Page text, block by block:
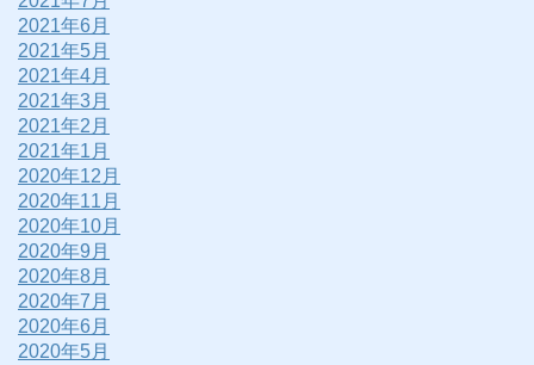
2021年6月
2021年5月
2021年4月
2021年3月
2021年2月
2021年1月
2020年12月
2020年11月
2020年10月
2020年9月
2020年8月
2020年7月
2020年6月
2020年5月